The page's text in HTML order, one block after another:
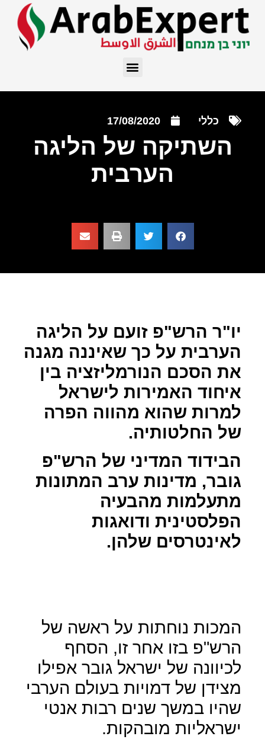
כללי 17/08/2020
השתיקה של הליגה
הערבית
יו"ר הרש"פ זועם על הליגה
הערבית על כך שאיננה מגנה
את הסכם הנורמליזציה בין
איחוד האמירות לישראל
למרות שהוא מהווה הפרה
של החלטותיה.
הבידוד המדיני של הרש"פ
גובר, מדינות ערב המתונות
מתעלמות מהבעיה
הפלסטינית ודואגות
לאינטרסים שלהן.
המכות נוחתות על ראשה של
הרש"פ בזו אחר זו, הסחף
לכיוונה של ישראל גובר אפילו
מצידן של דמויות בעולם הערבי
שהיו במשך שנים רבות אנטי
ישראליות מובהקות.